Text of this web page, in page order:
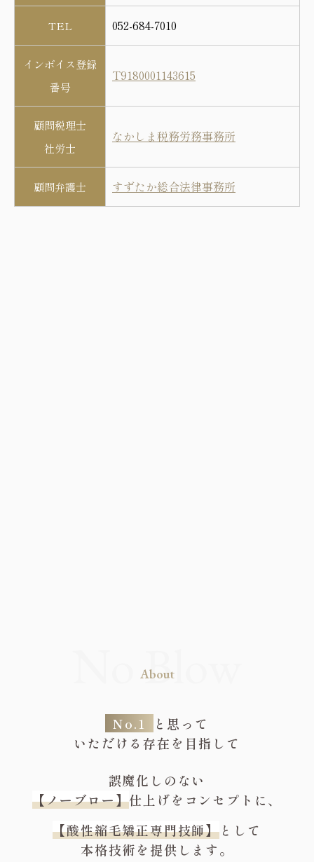
TEL 052-684-7010
インボイス登録
番号
T9180001143615
顧問税理士
社労士
なかしま税務労務事務所
顧問弁護士 すずたか総合法律事務所
About
No.1
と思って
いただける存在を目指して
誤魔化しのない
【ノーブロー】仕上げをコンセプトに、
【酸性縮毛矯正専門技師】として
本格技術を提供します。